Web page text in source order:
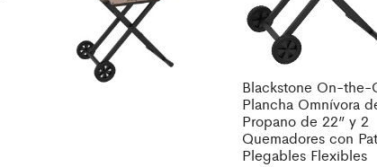
Blackstone On-the-
Plancha Omnívora
Propano de 22” y 2
Quemadores con
Plegables Flexibles